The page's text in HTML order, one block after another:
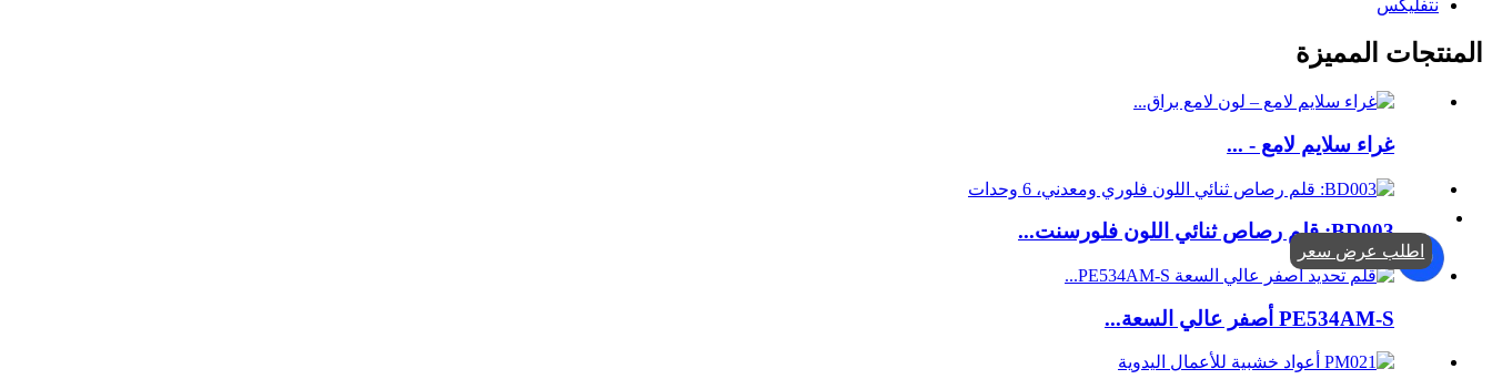
نتفليكس
المنتجات المميزة
غراء سلايم لامع - ...
BD003: قلم رصاص ثنائي اللون فلورسنت...
PE534AM-S أصفر عالي السعة...
اطلب عرض سعر